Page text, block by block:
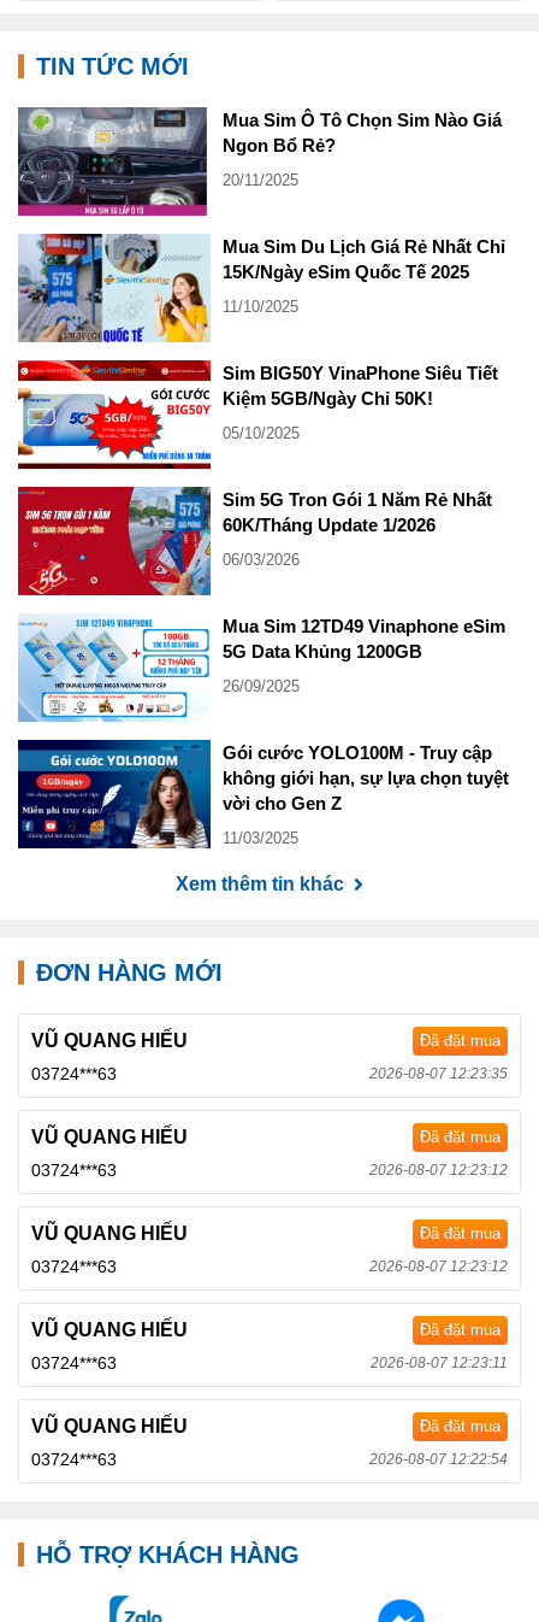
TIN TỨC MỚI
Mua Sim Ô Tô Chọn Sim Nào Giá
Ngon Bổ Rẻ?
20/11/2025
Mua Sim Du Lịch Giá Rẻ Nhất Chỉ
15K/Ngày eSim Quốc Tế 2025
11/10/2025
Sim BIG50Y VinaPhone Siêu Tiết
Kiệm 5GB/Ngày Chỉ 50K!
05/10/2025
Sim 5G Tron Gói 1 Năm Rẻ Nhất
60K/Tháng Update 1/2026
06/03/2026
Mua Sim 12TD49 Vinaphone eSim
5G Data Khủng 1200GB
26/09/2025
Gói cước YOLO100M - Truy cập
không giới hạn, sự lựa chọn tuyệt
vời cho Gen Z
11/03/2025
Xem thêm tin khác
ĐƠN HÀNG MỚI
VŨ QUANG HIẾU Đã đặt mua
03724***63 2026-08-07 12:23:35
VŨ QUANG HIẾU Đã đặt mua
03724***63 2026-08-07 12:23:12
VŨ QUANG HIẾU Đã đặt mua
03724***63 2026-08-07 12:23:12
VŨ QUANG HIẾU Đã đặt mua
03724***63 2026-08-07 12:23:11
VŨ QUANG HIẾU Đã đặt mua
03724***63 2026-08-07 12:22:54
HỖ TRỢ KHÁCH HÀNG